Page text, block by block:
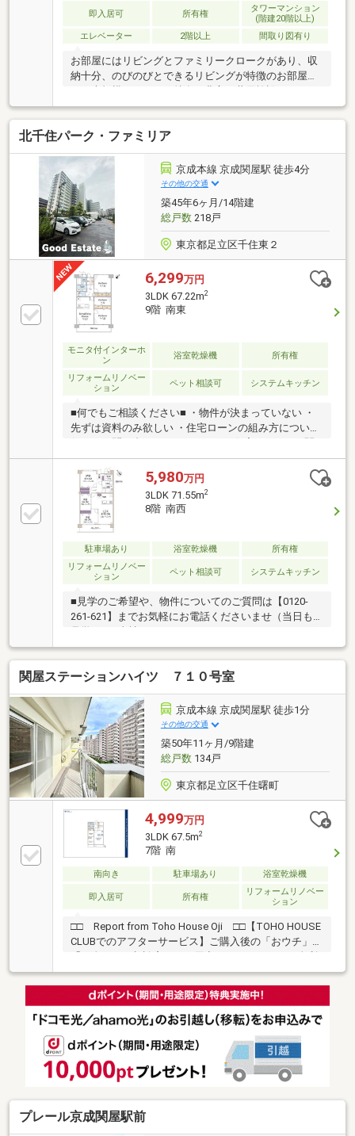
までお気軽にご連絡下さい。お問い合わせ専用フリー
即入居可 所有権
タワーマンション
(階建20階以上)
エレベーター
2階以上 間取り図有り
お部屋にはリビングとファミリークロークがあり、収
納十分、のびのびとできるリビングが特徴のお部屋で
幅広い年齢層の方が充実した生活が送れます。（細則
あり）【ラウンジ・キッズルーム・キッチンスタジ
オ・フィットネススタジオ etc.】【その他専有面積】
ポーチ面積：5.39㎡ 、トランクルーム面積：0.69㎡
北千住パーク・ファミリア
京成本線 京成関屋駅 徒歩4分
その他の交通
築45年6ヶ月/14階建
総戸数218戸
東京都足立区千住東２
6,299万円
3LDK 67.22m2
9階 南東
モニタ付インターホ
ン
浴室乾燥機 所有権
リフォームリノベー
ション
ペット相談可 システムキッチン
■何でもご相談ください■ ・物件が決まっていない ・
先ずは資料のみ欲しい ・住宅ローンの組み方について
連会社に住宅ローン専門会社を擁し、金融のプロフェ
ッショナルによる安心のサポートを実現。 資金計画か
ら物件購入まで、ワンストップでお客様の理想の暮ら
しを叶えます。 ローン審査が不安な方も安心してご相
談ください。□■□透明性・シンプルな取引・コストパ
フォーマンスを心がけています□■□ベテラン営業マン
が対応いたします。しつこい営業は致しませんので、
ご安心ください。リモート面談も実施中！まずはご連
絡ください。
5,980万円
3LDK 71.55m2
8階 南西
駐車場あり 浴室乾燥機
所有権
リフォームリノベー
ション
ペット相談可 システムキッチン
■見学のご希望や、物件についてのご質問は【0120-
261-621】までお気軽にお電話くださいませ（当日も
ス（東証プライム上場）のグループ会社です○令和8年
7月29日 リフォーム済み『アフターサービス保証
付』 ＊ 特典 ＊給排水設備・水廻りなどのアフタ
ーサービス期間を“2年→最長10年”に延長いたします。
詳細はお問い合わせください。※本特典は、予告なく
変更または終了する場合がございます。・クロス・
CF・フローリング張替・建具交換・キッチン交換・ユ
ニットバス交換・トイレ交換・洗面台交換・給湯器交
換・照明取付など
関屋ステーションハイツ ７１０号室
京成本線 京成関屋駅 徒歩1分
その他の交通
築50年11ヶ月/9階建
総戸数134戸
東京都足立区千住曙町
4,999万円
3LDK 67.5m2
7階 南
南向き 駐車場あり 浴室乾燥機
即入居可 所有権
リフォームリノベー
ション
□□ Report from Toho House Oji □□【TOHO HOUSE
CLUBでのアフターサービス】ご購入後の「おウチ」と
上昇時のリスクヘッジ、借換え相談、繰上返済のタイ
ミング、各種保険の見直し・・・etc・おウチの設備保
証や定期点検、駆け付けサービス・・・etc購入前のタ
イミングは勿論、購入後のご不安につきましてもご相
物件の詳細について、ご見学希望のお客様は下記番号
までお気軽にご連絡下さい。お問い合わせ専用フリー
ダイヤル ： ０１２０－１０４－５７０
プレール京成関屋駅前